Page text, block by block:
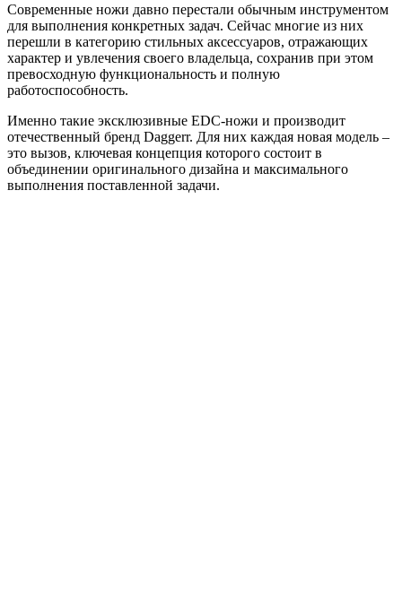
Современные ножи давно перестали обычным инструментом
для выполнения конкретных задач. Сейчас многие из них
перешли в категорию стильных аксессуаров, отражающих
характер и увлечения своего владельца, сохранив при этом
превосходную функциональность и полную
работоспособность.
Именно такие эксклюзивные EDC-ножи и производит
отечественный бренд Daggerr. Для них каждая новая модель –
это вызов, ключевая концепция которого состоит в
объединении оригинального дизайна и максимального
выполнения поставленной задачи.